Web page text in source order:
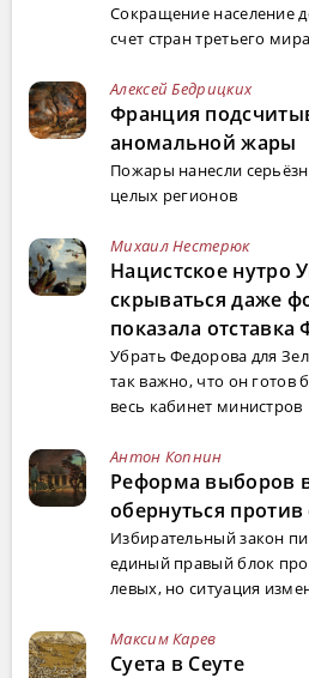
Сокращение население
счет стран третьего мира
Алексей Бедрицких
Франция
аномальной жары
Пожары нанесли
целых регионов
Михаил Нестерюк
Нацистское нутро
скрываться даже
показала отставка
Убрать Федорова для
так важно, что он готов
весь кабинет министров
Антон Копнин
Реформа выборов
обернуться
Избирательный закон
единый правый блок
левых, но ситуация
Максим Карев
Суета в Сеуте